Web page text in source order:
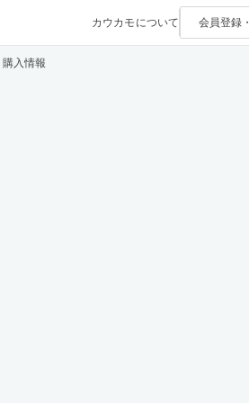
カウカモについて 会員登録・
入情報